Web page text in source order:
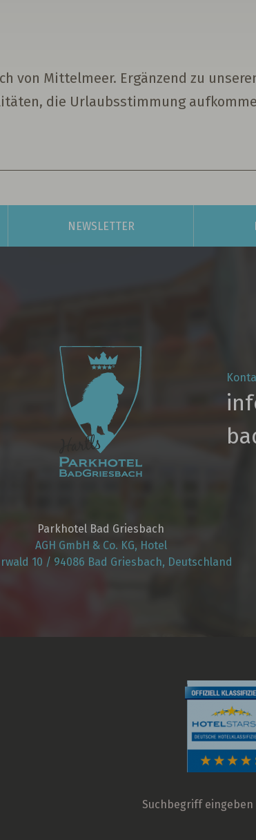
von Mittelmeer. Ergänzend zu
die Urlaubsstimmung
NEWSLETTER
Parkhotel Bad Griesbach
AGH GmbH & Co. KG, Hotel
10 / 94086 Bad Griesbach, Deutschland
Suchbegriff